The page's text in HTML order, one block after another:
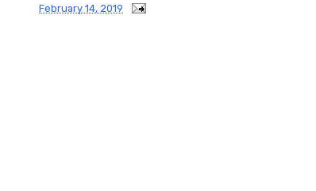
February 14, 2019